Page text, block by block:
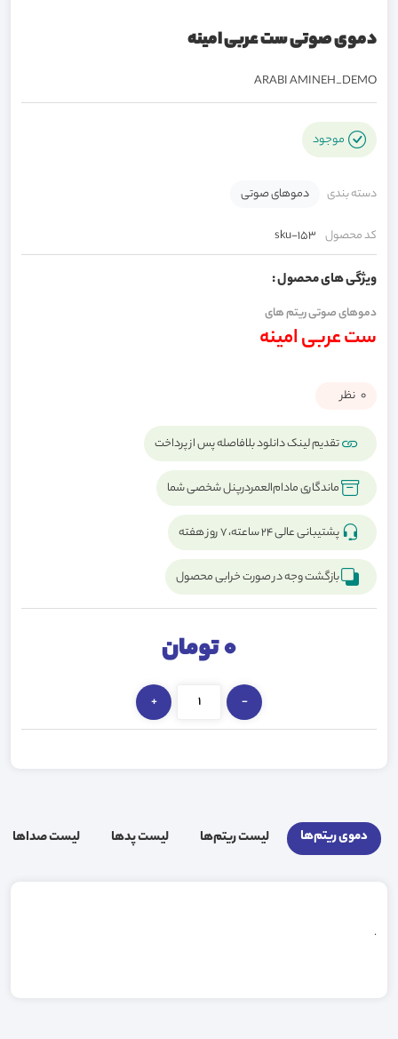
دموی صوتی ست عربی امینه
ARABI AMINEH_DEMO
موجود
دسته بندی دموهای صوتی
کد محصول sku-153
ویژگی های محصول :
دموهای صوتی ریتم های
ست عربی امینه
0 نظر
تقدیم لینک دانلود بلافاصله پس از پرداخت
ماندگاری مادام‌العمردرپنل شخصی شما
پشتیبانی عالی ۲۴ ساعته، ۷ روز هفته
بازگشت وجه در صورت خرابی محصول
0تومان
-
+
دموی ریتم‌ها لیست ریتم‌ها لیست پد‌ها لیست صدا‌ها
.